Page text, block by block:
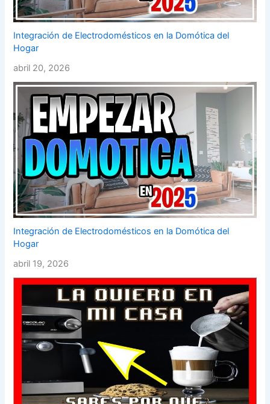
Integración de Electrodomésticos en la Domótica del
Hogar
abril 20, 2026
Integración de Electrodomésticos en la Domótica del
Hogar
abril 19, 2026